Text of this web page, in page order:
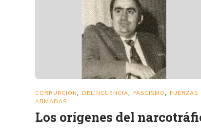
CORRUPCION DELINCUENCIA FASCISMO
FUERZAS
ARMADAS
Los orígenes del